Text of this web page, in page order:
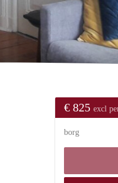
€ 825 excl
borg